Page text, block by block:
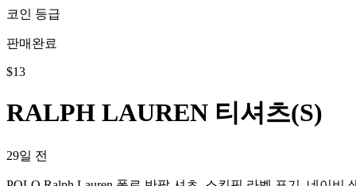
코인 등급
판매완료
$13
RALPH LAUREN 티셔츠(S)
29일 전